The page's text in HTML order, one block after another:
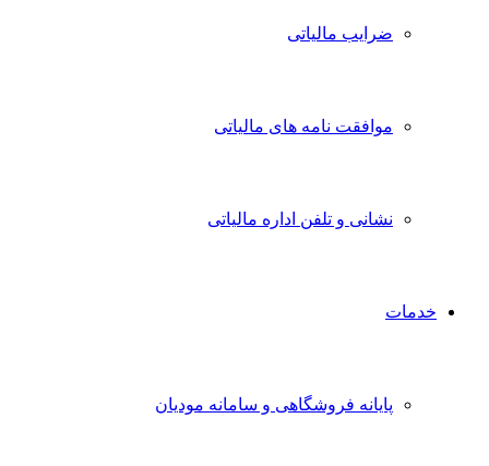
ضرایب مالیاتی
موافقت نامه های مالیاتی
نشانی و تلفن اداره مالیاتی
خدمات
پایانه فروشگاهی و سامانه مودیان